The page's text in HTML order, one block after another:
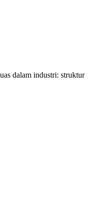
dalam industri: struktur